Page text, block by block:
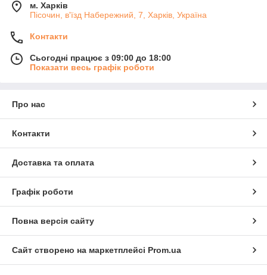
м. Харків
Пісочин, в'їзд Набережний, 7, Харків, Україна
Контакти
Сьогодні працює з 09:00 до 18:00
Показати весь графік роботи
Про нас
Контакти
Доставка та оплата
Графік роботи
Повна версія сайту
Сайт створено на маркетплейсі Prom.ua